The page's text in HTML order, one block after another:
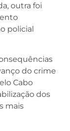
outra foi
policial
do crime
Cabo
dos
mais